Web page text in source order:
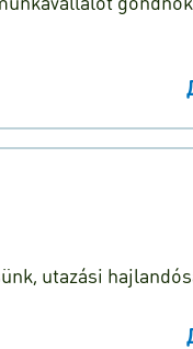
utazási